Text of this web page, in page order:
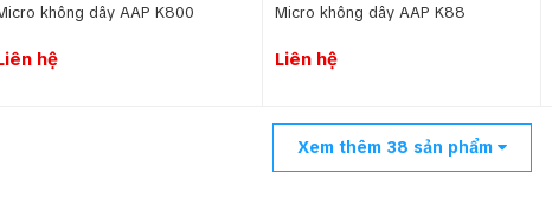
không dây AAP K800
hệ
Micro không dây AAP K88
Liên hệ
Xem thêm 38 sản phẩm